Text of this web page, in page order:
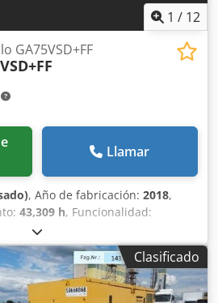
1 / 12
GA75VSD+FF
Llamar
, Año de fabricación: 2018,
43,309 h, Funcionalidad:
, Compresor de tornillo Atlas Copco
secador integrados 75 kW 12,75 bar
m³/min Año de fabricación:
43.309
Clasificado